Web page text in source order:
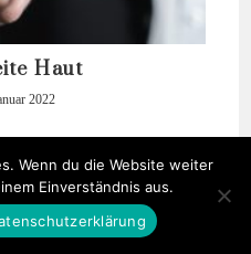
Haut
2022
Wenn du die Website weiter
Einverständnis aus.